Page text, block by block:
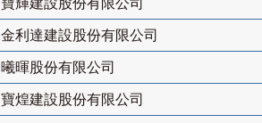
寶輝建設股份有限公司
金利達建設股份有限公司
曦暉股份有限公司
寶煌建設股份有限公司